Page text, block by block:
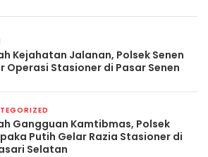
Kejahatan Jalanan, Polsek Senen
Operasi Stasioner di Pasar Senen
Gangguan Kamtibmas, Polsek
Putih Gelar Razia Stasioner di
Selatan